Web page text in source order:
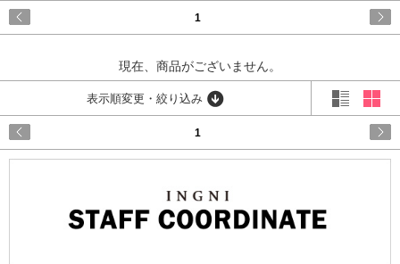
1
現在、商品がございません。
表示順変更・絞り込み
1